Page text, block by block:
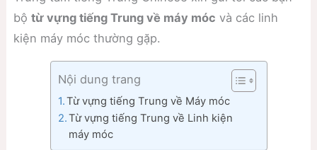
bộ từ vựng tiếng Trung về máy móc và các linh
kiện máy móc thường gặp.
Nội dung trang
Từ vựng tiếng Trung về Máy móc
Từ vựng tiếng Trung về Linh kiện
máy móc